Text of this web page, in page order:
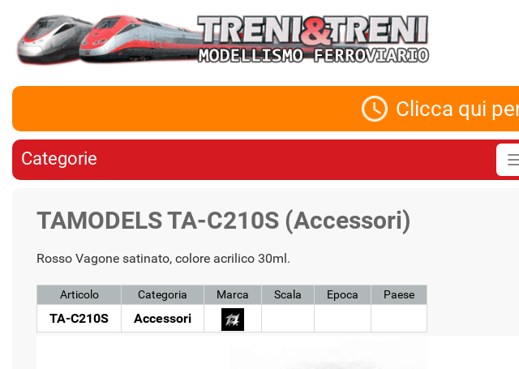
Clicca qui
Categorie
TAMODELS TA-C210S (Accessori)
Rosso Vagone satinato, colore acrilico 30ml.
Articolo
TA-C210S
Categoria
Accessori
Marca Scala Epoca Paese